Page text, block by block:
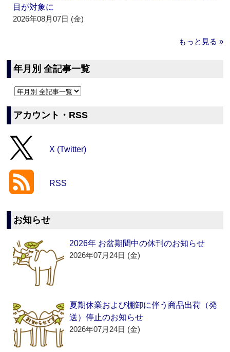
目が対象に
2026年08月07日 (金)
もっと見る »
年月別 全記事一覧
アカウント・RSS
X (Twitter)
RSS
お知らせ
2026年 お盆期間中の休刊のお知らせ
2026年07月24日 (金)
夏期休業および棚卸に伴う商品出荷（発
送）停止のお知らせ
2026年07月24日 (金)